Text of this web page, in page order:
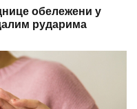
обележени у
рударима